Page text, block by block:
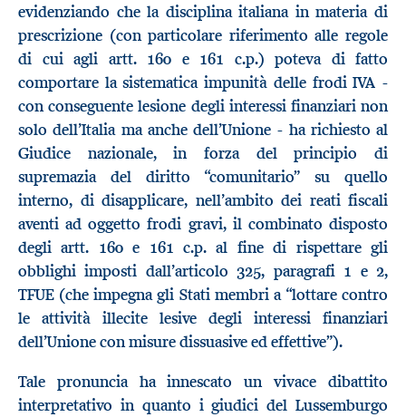
evidenziando che la disciplina italiana in materia di
prescrizione (con particolare riferimento alle regole
di cui agli artt. 160 e 161 c.p.) poteva di fatto
comportare la sistematica impunità delle frodi IVA -
con conseguente lesione degli interessi finanziari non
solo dell’Italia ma anche dell’Unione - ha richiesto al
Giudice nazionale, in forza del principio di
supremazia del diritto “comunitario” su quello
interno, di disapplicare, nell’ambito dei reati fiscali
aventi ad oggetto frodi gravi, il combinato disposto
degli artt. 160 e 161 c.p. al fine di rispettare gli
obblighi imposti dall’articolo 325, paragrafi 1 e 2,
TFUE (che impegna gli Stati membri a “lottare contro
le attività illecite lesive degli interessi finanziari
dell’Unione con misure dissuasive ed effettive”).
Tale pronuncia ha innescato un vivace dibattito
interpretativo in quanto i giudici del Lussemburgo